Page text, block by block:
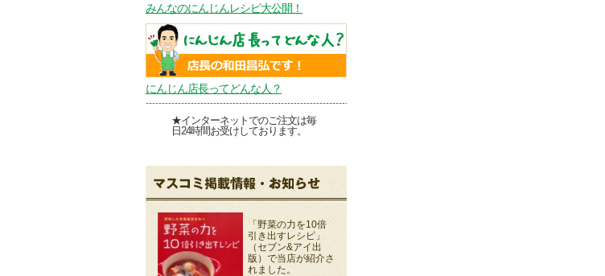
みんなのにんじんレシピ大公開！
にんじん店長ってどんな人？
★インターネットでのご注文は毎
日24時間お受けしております。
「野菜の力を10倍
引き出すレシピ」
（セブン&アイ出
版）で当店が紹介さ
れました。